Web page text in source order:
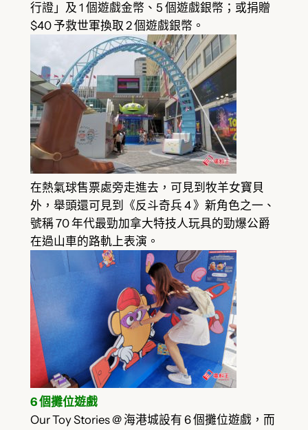
行證」及 1 個遊戲金幣、5 個遊戲銀幣；或捐贈
$40 予救世軍換取 2 個遊戲銀幣。
在熱氣球售票處旁走進去，可見到牧羊女寶貝
外，舉頭還可見到《反斗奇兵 4 》新角色之一、
號稱 70 年代最勁加拿大特技人玩具的勁爆公爵
在過山車的路軌上表演。
6 個攤位遊戲
Our Toy Stories @ 海港城設有 6 個攤位遊戲，而